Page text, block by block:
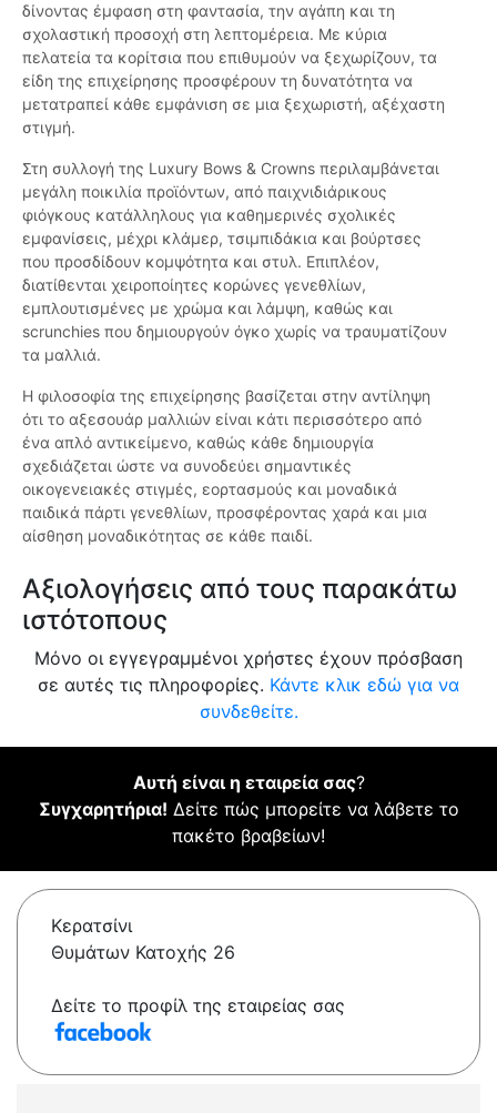
δίνοντας έμφαση στη φαντασία, την αγάπη και τη
σχολαστική προσοχή στη λεπτομέρεια. Με κύρια
πελατεία τα κορίτσια που επιθυμούν να ξεχωρίζουν, τα
είδη της επιχείρησης προσφέρουν τη δυνατότητα να
μετατραπεί κάθε εμφάνιση σε μια ξεχωριστή, αξέχαστη
στιγμή.
Στη συλλογή της Luxury Bows & Crowns περιλαμβάνεται
μεγάλη ποικιλία προϊόντων, από παιχνιδιάρικους
φιόγκους κατάλληλους για καθημερινές σχολικές
εμφανίσεις, μέχρι κλάμερ, τσιμπιδάκια και βούρτσες
που προσδίδουν κομψότητα και στυλ. Επιπλέον,
διατίθενται χειροποίητες κορώνες γενεθλίων,
εμπλουτισμένες με χρώμα και λάμψη, καθώς και
scrunchies που δημιουργούν όγκο χωρίς να τραυματίζουν
τα μαλλιά.
Η φιλοσοφία της επιχείρησης βασίζεται στην αντίληψη
ότι το αξεσουάρ μαλλιών είναι κάτι περισσότερο από
ένα απλό αντικείμενο, καθώς κάθε δημιουργία
σχεδιάζεται ώστε να συνοδεύει σημαντικές
οικογενειακές στιγμές, εορτασμούς και μοναδικά
παιδικά πάρτι γενεθλίων, προσφέροντας χαρά και μια
αίσθηση μοναδικότητας σε κάθε παιδί.
Αξιολογήσεις από τους παρακάτω
ιστότοπους
Μόνο οι εγγεγραμμένοι χρήστες έχουν πρόσβαση
σε αυτές τις πληροφορίες. Κάντε κλικ εδώ για να
συνδεθείτε.
Αυτή είναι η εταιρεία σας?
Συγχαρητήρια! Δείτε πώς μπορείτε να λάβετε το
πακέτο βραβείων!
Κερατσίνι
Θυμάτων Κατοχής 26
Δείτε το προφίλ της εταιρείας σας